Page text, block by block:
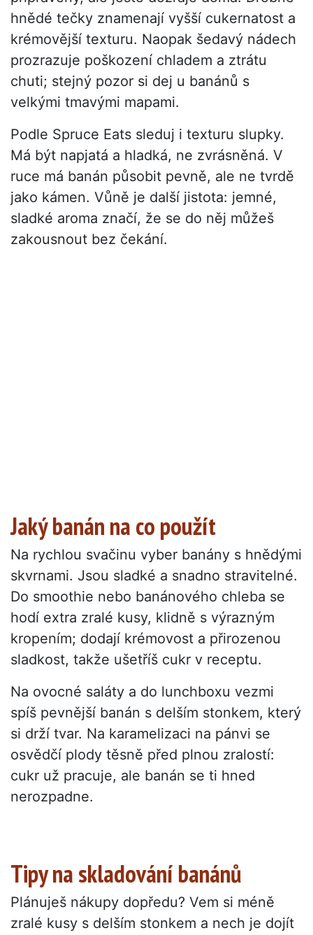
hnědé tečky znamenají vyšší cukernatost a
krémovější texturu. Naopak šedavý nádech
prozrazuje poškození chladem a ztrátu
chuti; stejný pozor si dej u banánů s
velkými tmavými mapami.
Podle Spruce Eats sleduj i texturu slupky.
Má být napjatá a hladká, ne zvrásněná. V
ruce má banán působit pevně, ale ne tvrdě
jako kámen. Vůně je další jistota: jemné,
sladké aroma značí, že se do něj můžeš
zakousnout bez čekání.
Jaký banán na co použít
Na rychlou svačinu vyber banány s hnědými
skvrnami. Jsou sladké a snadno stravitelné.
Do smoothie nebo banánového chleba se
hodí extra zralé kusy, klidně s výrazným
kropením; dodají krémovost a přirozenou
sladkost, takže ušetříš cukr v receptu.
Na ovocné saláty a do lunchboxu vezmi
spíš pevnější banán s delším stonkem, který
si drží tvar. Na karamelizaci na pánvi se
osvědčí plody těsně před plnou zralostí:
cukr už pracuje, ale banán se ti hned
nerozpadne.
Tipy na skladování banánů
Plánuješ nákupy dopředu? Vem si méně
zralé kusy s delším stonkem a nech je dojít